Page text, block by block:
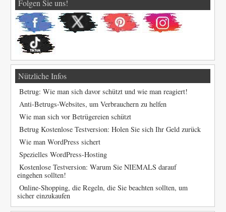
Folgen Sie uns!
Nützliche Infos
Betrug: Wie man sich davor schützt und wie man reagiert!
Anti-Betrugs-Websites, um Verbrauchern zu helfen
Wie man sich vor Betrügereien schützt
Betrug Kostenlose Testversion: Holen Sie sich Ihr Geld zurück
Wie man WordPress sichert
Spezielles WordPress-Hosting
Kostenlose Testversion: Warum Sie NIEMALS darauf
eingehen sollten!
Online-Shopping, die Regeln, die Sie beachten sollten, um
sicher einzukaufen